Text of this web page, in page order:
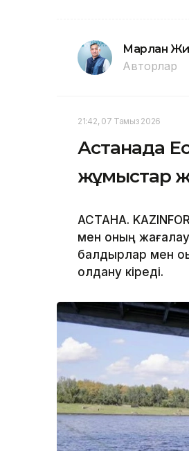
Марлан
Авторлар
21:42, 07 Тамыз 2026
Астанада
жұмыстар
АСТАНА.
мен оның
балдырлар мен
қолдану кіреді.